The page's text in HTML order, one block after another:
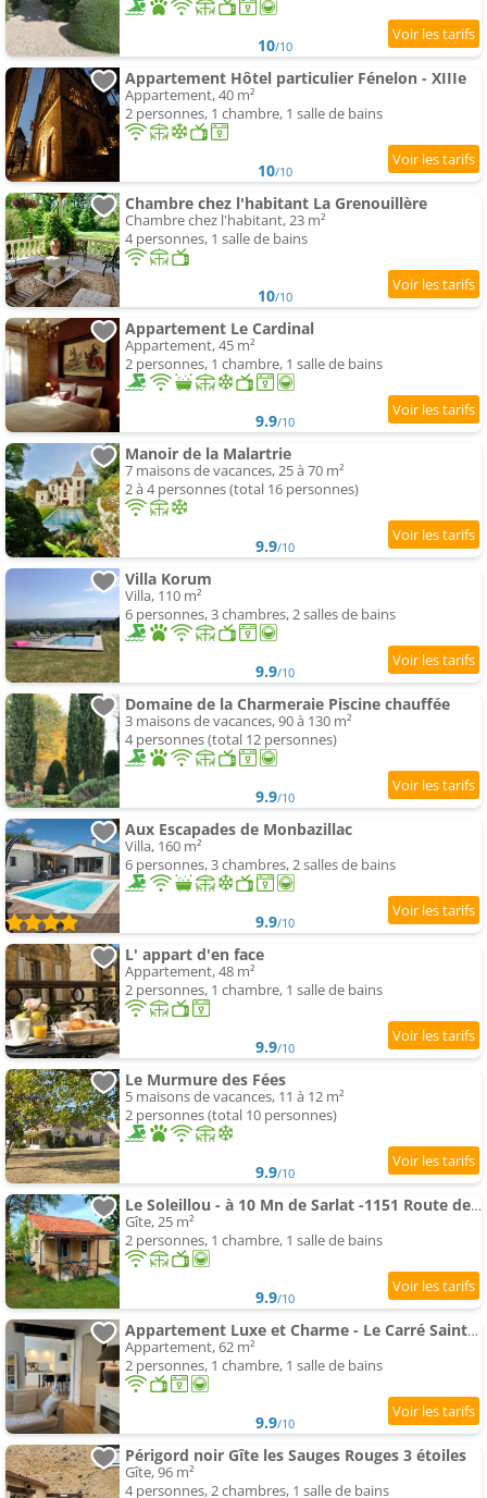
10/10
Appartement Hôtel particulier Fénelon - XIIIe
Appartement, 40 m²
2 personnes, 1 chambre, 1 salle de bains
10/10
Chambre chez l'habitant La Grenouillère
Chambre chez l'habitant, 23 m²
4 personnes, 1 salle de bains
10/10
Appartement Le Cardinal
Appartement, 45 m²
2 personnes, 1 chambre, 1 salle de bains
9.9/10
Manoir de la Malartrie
7 maisons de vacances, 25 à 70 m²
2 à 4 personnes (total 16 personnes)
9.9/10
Villa Korum
Villa, 110 m²
6 personnes, 3 chambres, 2 salles de bains
9.9/10
Domaine de la Charmeraie Piscine chauffée
3 maisons de vacances, 90 à 130 m²
4 personnes (total 12 personnes)
9.9/10
Aux Escapades de Monbazillac
Villa, 160 m²
6 personnes, 3 chambres, 2 salles de bains
9.9/10
L' appart d'en face
Appartement, 48 m²
2 personnes, 1 chambre, 1 salle de bains
9.9/10
Le Murmure des Fées
5 maisons de vacances, 11 à 12 m²
2 personnes (total 10 personnes)
9.9/10
Le Soleillou - à 10 Mn de Sarlat -1151 Route des Endrevies,
Gîte, 25 m²
2 personnes, 1 chambre, 1 salle de bains
9.9/10
Appartement Luxe et Charme - Le Carré Saint-Silain - Meublé de tourisme 3 étoiles
Appartement, 62 m²
2 personnes, 1 chambre, 1 salle de bains
9.9/10
Périgord noir Gîte les Sauges Rouges 3 étoiles
Gîte, 96 m²
4 personnes, 2 chambres, 1 salle de bains